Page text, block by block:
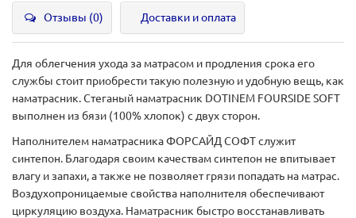
Отзывы (0) Доставки и оплата
Для облегчения ухода за матрасом и продления срока его
службы стоит приобрести такую полезную и удобную вещь, как
наматрасник. Cтеганый наматрасник DOTINEM FOURSIDE SOFT
выполнен из бязи (100% хлопок) с двух сторон.
Наполнителем наматрасника ФОРСАЙД СОФТ служит
синтепон. Благодаря своим качествам синтепон не впитывает
влагу и запахи, а также не позволяет грязи попадать на матрас.
Воздухопроницаемые свойства наполнителя обеспечивают
циркуляцию воздуха. Наматрасник быстро восстанавливать